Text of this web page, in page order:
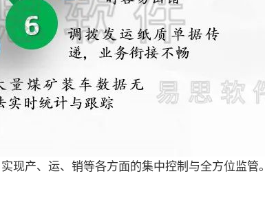
实现产、运、销等各方面的集中控制与全方位监管。